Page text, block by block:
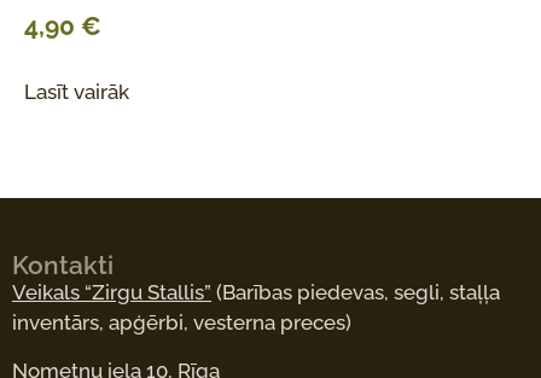
4,90 €
Lasīt vairāk
Kontakti
Veikals “Zirgu Stallis” (Barības piedevas, segli, staļļa
inventārs, apģērbi, vesterna preces)
Nometņu iela 10, Rīga